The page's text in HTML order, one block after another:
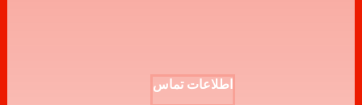
اطلاعات تماس